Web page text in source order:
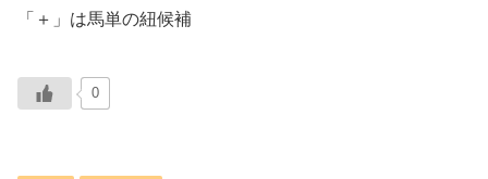
「＋」は馬単の紐候補
0